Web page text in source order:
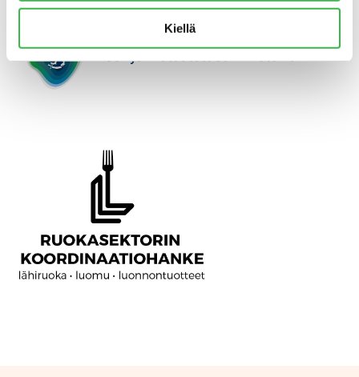
Kiellä